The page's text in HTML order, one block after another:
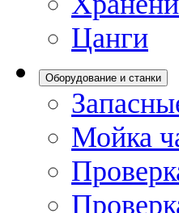
Цанги
Оборудование и станки
Мойка